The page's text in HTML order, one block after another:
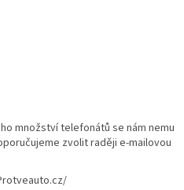
množství telefonátů se nám nemu
zvolit raději e-mailovou